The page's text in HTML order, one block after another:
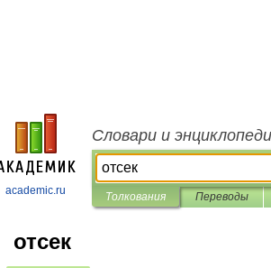
academic.ru
Словари и
Толкования Переводы
отсек